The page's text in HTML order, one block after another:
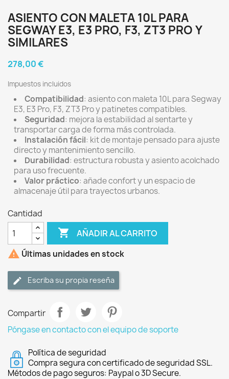
ASIENTO CON MALETA 10L PARA
SEGWAY E3, E3 PRO, F3, ZT3 PRO Y
SIMILARES
278,00 €
Impuestos incluidos
Compatibilidad: asiento con maleta 10L para Segway
E3, E3 Pro, F3, ZT3 Pro y patinetes compatibles.
Seguridad: mejora la estabilidad al sentarte y
transportar carga de forma más controlada.
Instalación fácil: kit de montaje pensado para ajuste
directo y mantenimiento sencillo.
Durabilidad: estructura robusta y asiento acolchado
para uso frecuente.
Valor práctico: añade confort y un espacio de
almacenaje útil para trayectos urbanos.
Cantidad
 AÑADIR AL CARRITO
 Últimas unidades en stock
Escriba su propia reseña
Compartir
Póngase en contacto con el equipo de soporte
Política de seguridad
Compra segura con certificado de seguridad SSL.
Métodos de pago seguros: Paypal o 3D Secure.